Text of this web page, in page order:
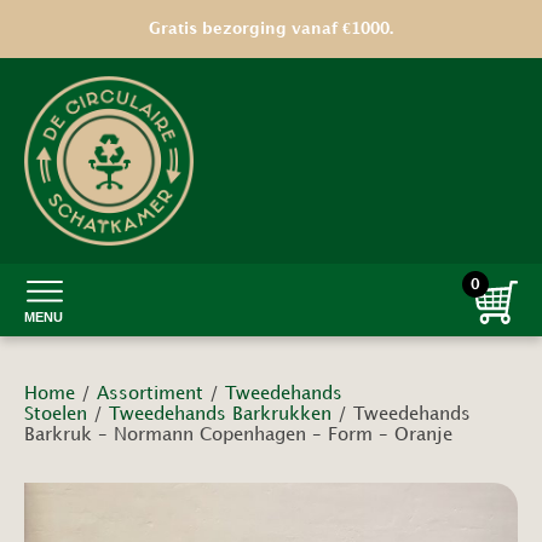
Gratis bezorging vanaf €1000.
MENU
0
Home / Assortiment /
Tweedehands
Stoelen / Tweedehands Barkrukken / Tweedehands
Barkruk – Normann Copenhagen – Form – Oranje